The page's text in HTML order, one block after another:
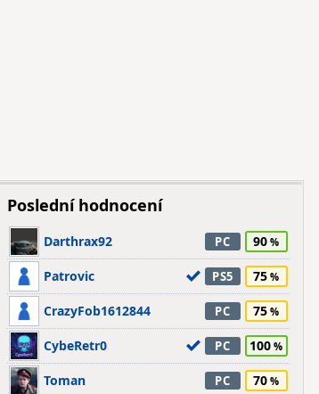
Poslední hodnocení
Darthrax92 PC 90
Patrovic PS5 75
CrazyFob1612844 PC 75
CybeRetr0 PC 100
Toman PC
70